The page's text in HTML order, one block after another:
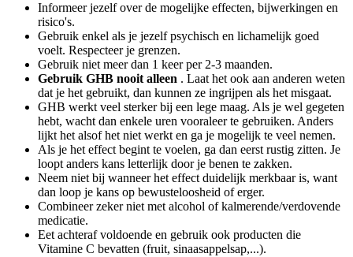
Informeer jezelf over de mogelijke effecten, bijwerkingen en
risico's.
Gebruik enkel als je jezelf psychisch en lichamelijk goed
voelt. Respecteer je grenzen.
Gebruik niet meer dan 1 keer per 2-3 maanden.
Gebruik GHB nooit alleen . Laat het ook aan anderen weten
dat je het gebruikt, dan kunnen ze ingrijpen als het misgaat.
GHB werkt veel sterker bij een lege maag. Als je wel gegeten
hebt, wacht dan enkele uren vooraleer te gebruiken. Anders
lijkt het alsof het niet werkt en ga je mogelijk te veel nemen.
Als je het effect begint te voelen, ga dan eerst rustig zitten. Je
loopt anders kans letterlijk door je benen te zakken.
Neem niet bij wanneer het effect duidelijk merkbaar is, want
dan loop je kans op bewusteloosheid of erger.
Combineer zeker niet met alcohol of kalmerende/verdovende
medicatie.
Eet achteraf voldoende en gebruik ook producten die
Vitamine C bevatten (fruit, sinaasappelsap,...).